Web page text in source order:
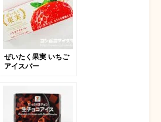
ぜいたく果実 いちご
アイスバー